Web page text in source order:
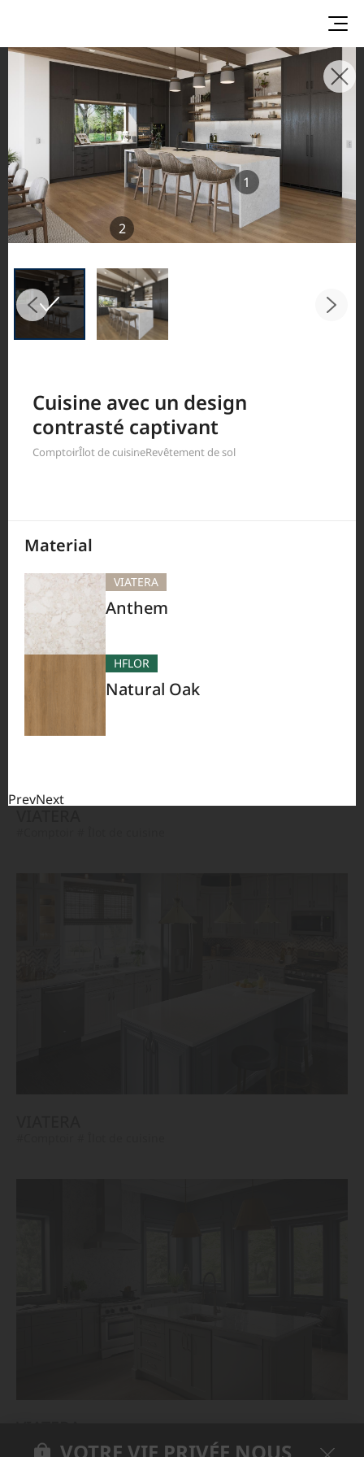
1
2
Cuisine avec un design
contrasté captivant
ComptoirÎlot de cuisineRevêtement de sol
Material
VIATERA
Anthem
HFLOR
Natural Oak
PrevNext
GALERIE D'INSPIRATION
Explorez des espaces inspirants et des
concepts de design mettant en vedette les
surfaces LX Hausys
dans de magnifiques environnements
résidentiels et commerciaux. Voyez
l'application remarquable du quartz VIATERA,
de la porcelaine TERACANTO et des couvre-
planchers HFLOR dans des pièces maîtresses
comme la cuisine et la salle de bain.
#Comptoir # Îlot de cuisine
VOTRE VIE PRIVÉE NOUS